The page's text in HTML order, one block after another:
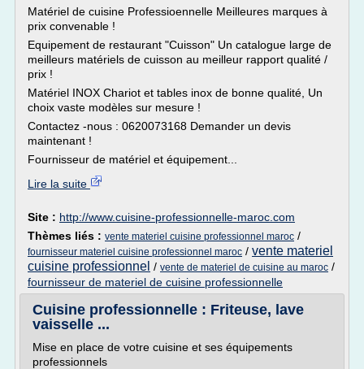
Matériel de cuisine Professioennelle Meilleures marques à
prix convenable !
Equipement de restaurant "Cuisson" Un catalogue large de
meilleurs matériels de cuisson au meilleur rapport qualité /
prix !
Matériel INOX Chariot et tables inox de bonne qualité, Un
choix vaste modèles sur mesure !
Contactez -nous : 0620073168 Demander un devis
maintenant !
Fournisseur de matériel et équipement...
Lire la suite
Site : http://www.cuisine-professionnelle-maroc.com
Thèmes liés : vente materiel cuisine professionnel maroc /
fournisseur materiel cuisine professionnel maroc / vente materiel
cuisine professionnel / vente de materiel de cuisine au maroc /
fournisseur de materiel de cuisine professionnelle
Cuisine professionnelle : Friteuse, lave
vaisselle ...
Mise en place de votre cuisine et ses équipements
professionnels